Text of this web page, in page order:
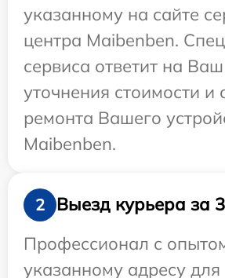
указанному на сайте
центра Maibenben.
сервиса ответит на
уточнения стоимости и
ремонта Вашего
Maibenben.
2
Выезд курьера за
Профессионал с
указанному адресу